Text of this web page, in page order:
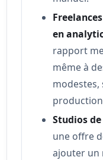
en
rapport
même à
modestes,
Studios
une offre
ajouter un